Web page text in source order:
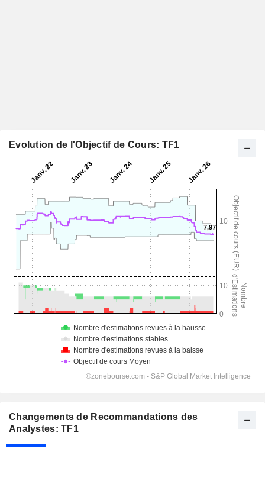
Evolution de l'Objectif de Cours: TF1
Changements de Recommandations des
Analystes: TF1